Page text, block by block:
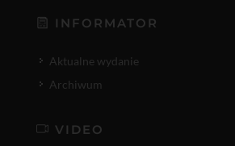
INFORMATOR
Aktualne wydanie
Archiwum
VIDEO